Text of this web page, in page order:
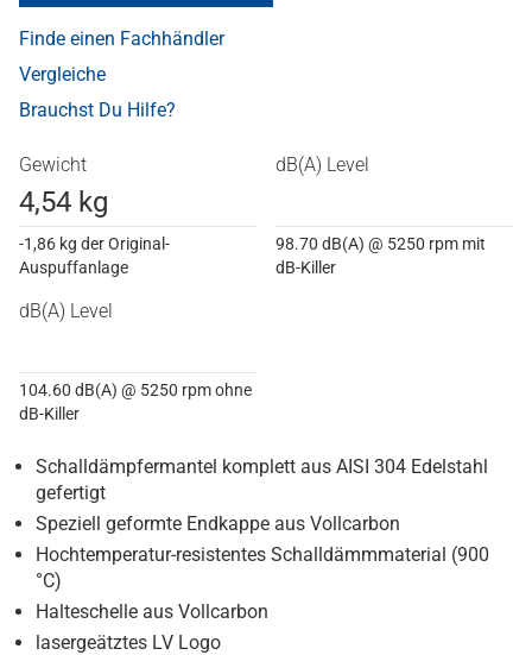
Finde einen Fachhändler
Vergleiche
Brauchst Du Hilfe?
Gewicht
4,54 kg
-1,86 kg der Original-
Auspuffanlage
dB(A) Level
98.70 dB(A) @ 5250 rpm mit
dB-Killer
dB(A) Level
104.60 dB(A) @ 5250 rpm ohne
dB-Killer
Schalldämpfermantel komplett aus AISI 304 Edelstahl
gefertigt
Speziell geformte Endkappe aus Vollcarbon
Hochtemperatur-resistentes Schalldämmmaterial (900
°C)
Halteschelle aus Vollcarbon
lasergeätztes LV Logo